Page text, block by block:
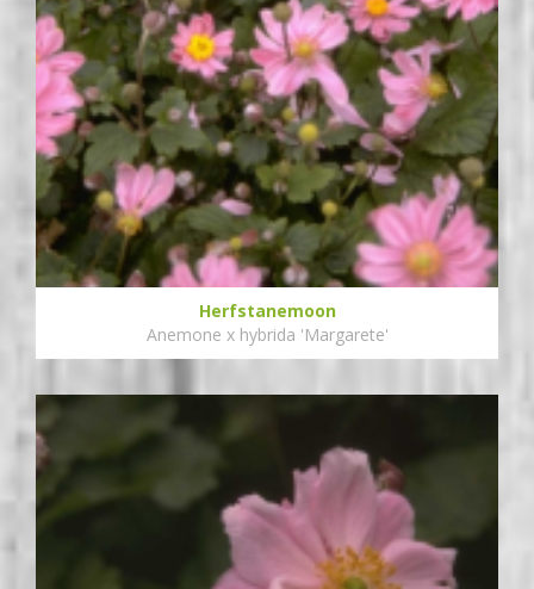
Herfstanemoon
Anemone x hybrida 'Margarete'